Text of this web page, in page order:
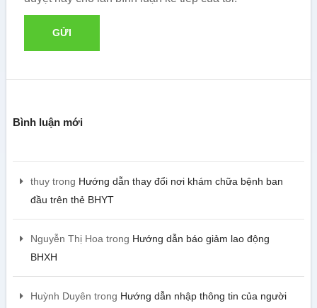
Bình luận mới
thuytrong Hướng dẫn thay đổi nơi khám chữa bệnh ban
đầu trên thẻ BHYT
Nguyễn Thị Hoa trong Hướng dẫn báo giảm lao động
BHXH
Huỳnh Duyên trong Hướng dẫn nhập thông tin của người